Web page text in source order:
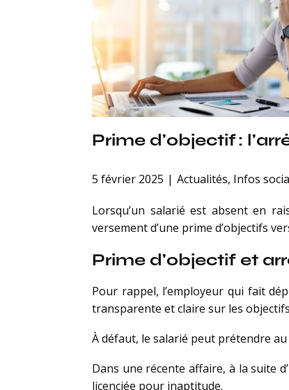
Prime d’objectif :
5 février 2025 Actualités, Infos
Lorsqu’un salarié est absent en
versement d’une prime d’objectifs
Prime d’objectif et
Pour rappel, l’employeur qui fait
transparente et claire sur les
À défaut, le salarié peut prétendre
Dans une récente affaire, à la suite
licenciée pour inaptitude.